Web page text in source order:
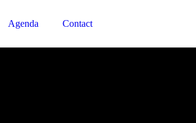
Agenda Contact